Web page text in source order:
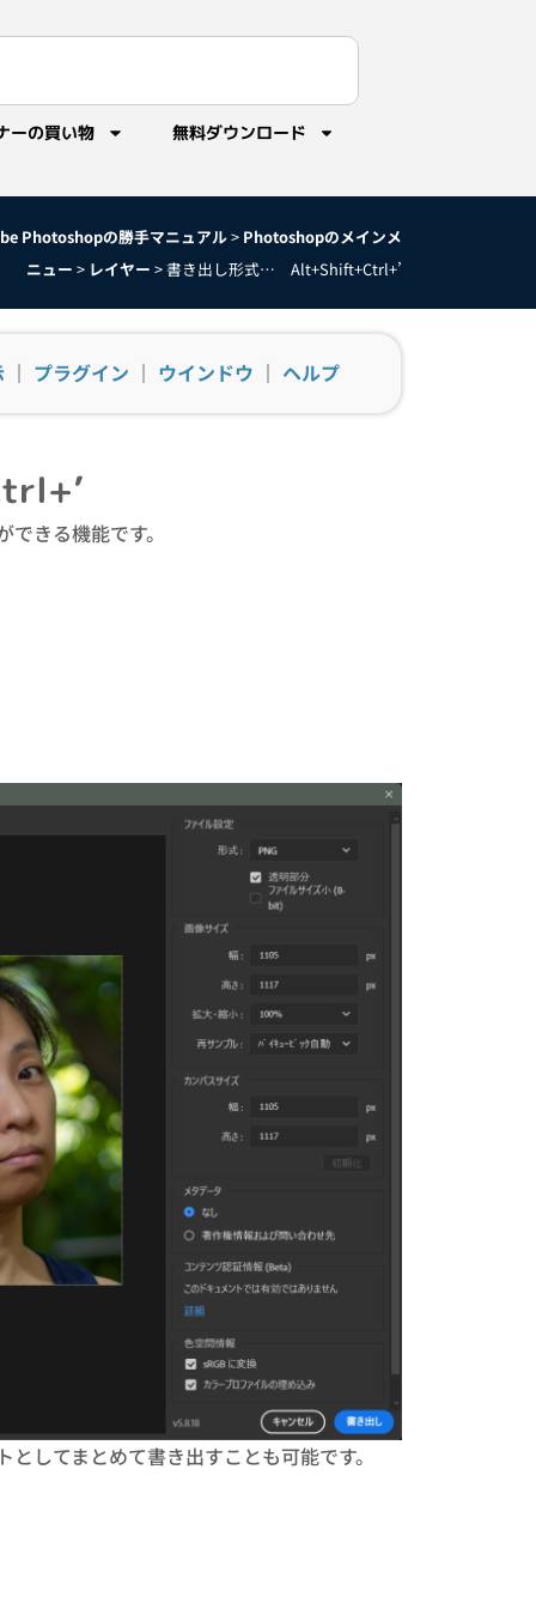
ーの買い物 無料ダウンロード
Photoshopの勝手マニュアル> Photoshopのメインメ
ニュー > レイヤー >書き出し形式… Alt+Shift+Ctrl+’
｜ プラグイン ｜ ウインドウ ｜ ヘルプ
きる機能です。
してまとめて書き出すことも可能です。